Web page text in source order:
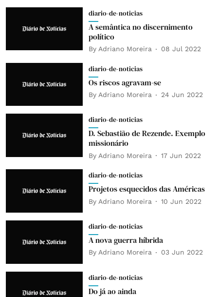
diario-de-noticias
A semântica no discernimento
político
By Adriano Moreira 08 Jul 2022
diario-de-noticias
Os riscos agravam-se
By Adriano Moreira 24 Jun 2022
diario-de-noticias
D. Sebastião de Rezende. Exemplo
missionário
By Adriano Moreira 17 Jun 2022
diario-de-noticias
Projetos esquecidos das Américas
By Adriano Moreira 10 Jun 2022
diario-de-noticias
A nova guerra híbrida
By Adriano Moreira 03 Jun 2022
diario-de-noticias
Do já ao ainda